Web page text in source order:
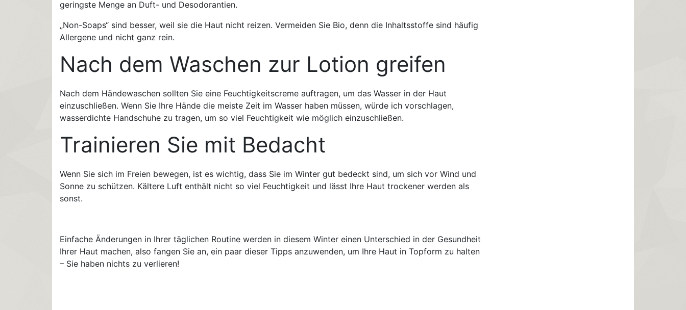
geringste Menge an Duft- und Desodorantien.
„Non-Soaps“ sind besser, weil sie die Haut nicht reizen. Vermeiden Sie Bio, denn die Inhaltsstoffe sind häufig
Allergene und nicht ganz rein.
Nach dem Waschen zur Lotion greifen
Nach dem Händewaschen sollten Sie eine Feuchtigkeitscreme auftragen, um das Wasser in der Haut
einzuschließen. Wenn Sie Ihre Hände die meiste Zeit im Wasser haben müssen, würde ich vorschlagen,
wasserdichte Handschuhe zu tragen, um so viel Feuchtigkeit wie möglich einzuschließen.
Trainieren Sie mit Bedacht
Wenn Sie sich im Freien bewegen, ist es wichtig, dass Sie im Winter gut bedeckt sind, um sich vor Wind und
Sonne zu schützen. Kältere Luft enthält nicht so viel Feuchtigkeit und lässt Ihre Haut trockener werden als
sonst.
Einfache Änderungen in Ihrer täglichen Routine werden in diesem Winter einen Unterschied in der Gesundheit
Ihrer Haut machen, also fangen Sie an, ein paar dieser Tipps anzuwenden, um Ihre Haut in Topform zu halten
– Sie haben nichts zu verlieren!